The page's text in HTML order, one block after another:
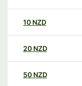
10 NZD
20 NZD
50 NZD